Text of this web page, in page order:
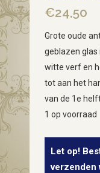
€24,50
Grote oude
geblazen
witte verf en
tot aan het
van de 1e
1 op voorraad
Let op!
verzenden